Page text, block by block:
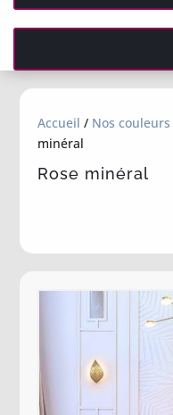
Accueil / Nos couleurs
minéral
Rose minéral